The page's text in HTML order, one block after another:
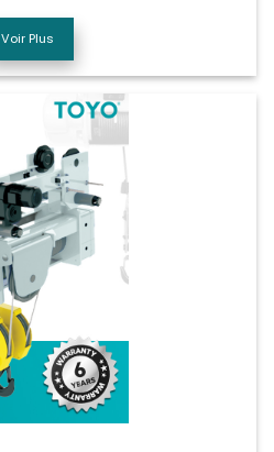
Voir Plus